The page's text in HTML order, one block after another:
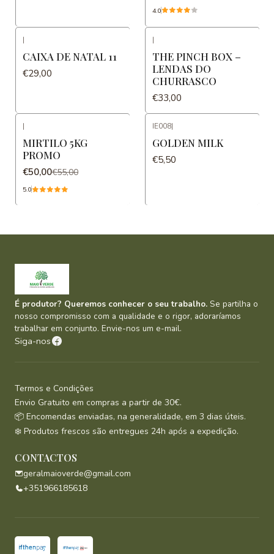
4.0
|
CAIXA DE NATAL 11
€29,00
|
THE PINCH BOX –
LENDAS DO
CHURRASCO
€33,00
|
MIRTILO 5KG
PROMO
€50,00€55,00
5.0
IE008|
GOLDEN MILK
€5,50
É produtor? Queremos conhecer o seu trabalho. Se partilha o
nosso compromisso com a qualidade e o rigor, adoraríamos
trabalhar em conjunto. Envie-nos um e-mail.
Siga-nos
Termos e Condições
Envio Gratuito em compras a partir de 30€.
📦 Encomendas enviadas, na generalidade, em 3 dias úteis.
❄️ Produtos frescos são entregues 24h após a expedição.
CONTACTOS
geralmaioverde@gmail.com
+351966185618